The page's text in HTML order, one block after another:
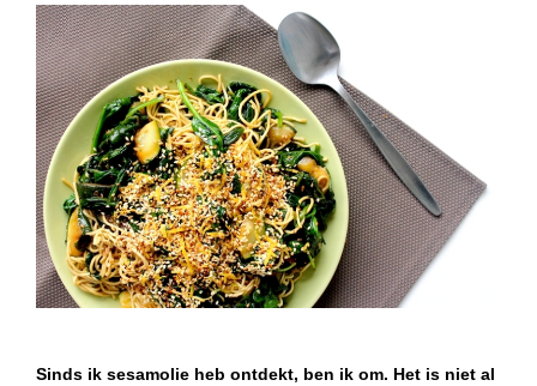
Sinds ik sesamolie heb ontdekt, ben ik om. Het is niet al